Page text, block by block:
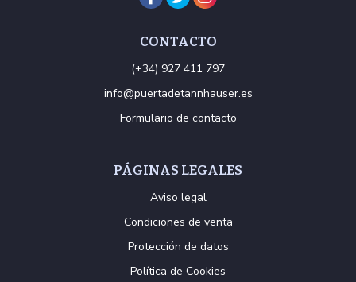
CONTACTO
(+34) 927 411 797
info@puertadetannhauser.es
Formulario de contacto
PÁGINAS LEGALES
Aviso legal
Condiciones de venta
Protección de datos
Política de Cookies